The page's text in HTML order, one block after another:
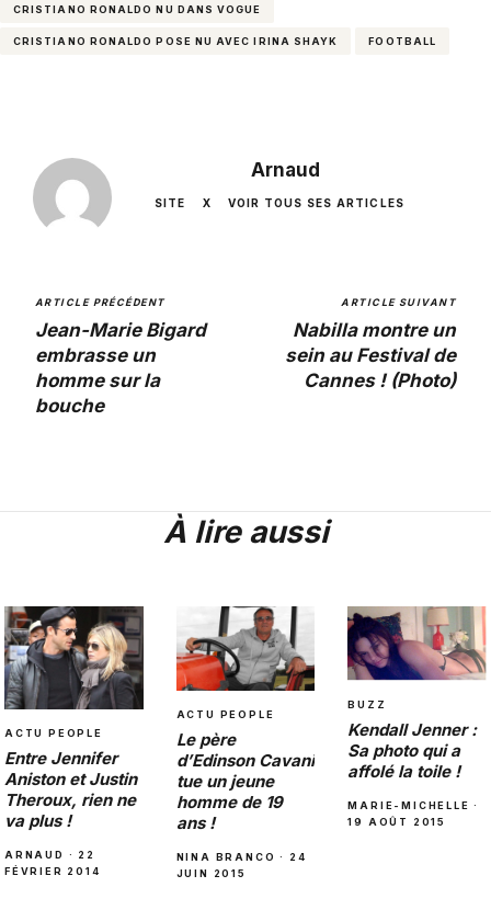
CRISTIANO RONALDO NU DANS VOGUE
CRISTIANO RONALDO POSE NU AVEC IRINA SHAYK FOOTBALL
Arnaud
SITE X VOIR TOUS SES ARTICLES
ARTICLE PRÉCÉDENT
Jean-Marie Bigard
embrasse un
homme sur la
bouche
ARTICLE SUIVANT
Nabilla montre un
sein au Festival de
Cannes ! (Photo)
À lire aussi
ACTU PEOPLE
Entre Jennifer
Aniston et Justin
Theroux, rien ne
va plus !
ARNAUD · 22
FÉVRIER 2014
ACTU PEOPLE
Le père
d’Edinson Cavani
tue un jeune
homme de 19
ans !
NINA BRANCO · 24
JUIN 2015
BUZZ
Kendall Jenner :
Sa photo qui a
affolé la toile !
MARIE-MICHELLE ·
19 AOÛT 2015